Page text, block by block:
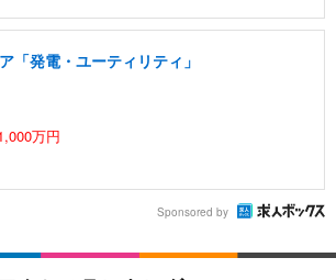
「発電・ユーティリティ」
万円
Sponsored by